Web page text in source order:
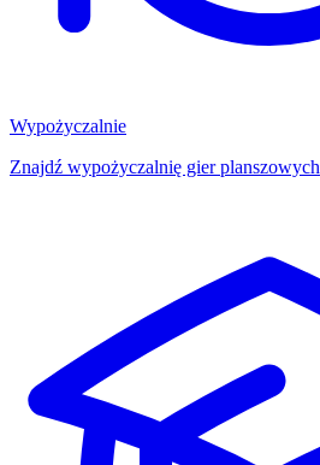
Wypożyczalnie
Znajdź wypożyczalnię gier planszowych